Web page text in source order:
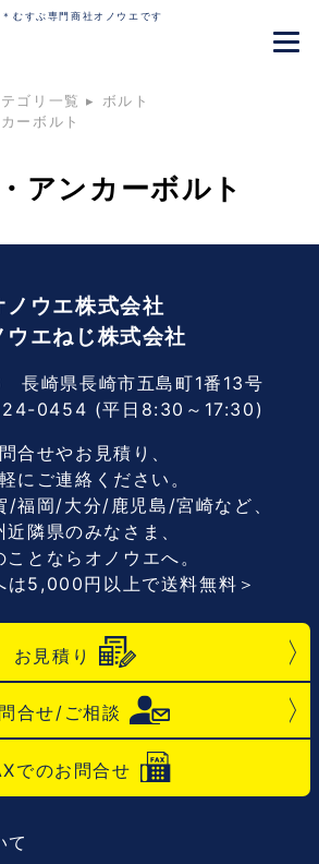
むすぶ専門商社オノウエです
ゴリ一覧 ▸ ボルト
ーボルト
アンカーボルト
ノウエ株式会社
ウエねじ株式会社
崎県長崎市五島町1番13号
0454 (平日8:30～17:30)
合せやお見積り、
にご連絡ください。
福岡/大分/鹿児島/宮崎など、
近隣県のみなさま、
ことならオノウエへ。
は5,000円以上で送料無料＞
お見積り
合せ/ご相談
でのお問合せ
て